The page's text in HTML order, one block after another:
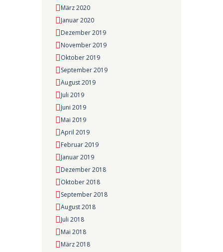
März 2020
Januar 2020
Dezember 2019
November 2019
Oktober 2019
September 2019
August 2019
Juli 2019
Juni 2019
Mai 2019
April 2019
Februar 2019
Januar 2019
Dezember 2018
Oktober 2018
September 2018
August 2018
Juli 2018
Mai 2018
März 2018